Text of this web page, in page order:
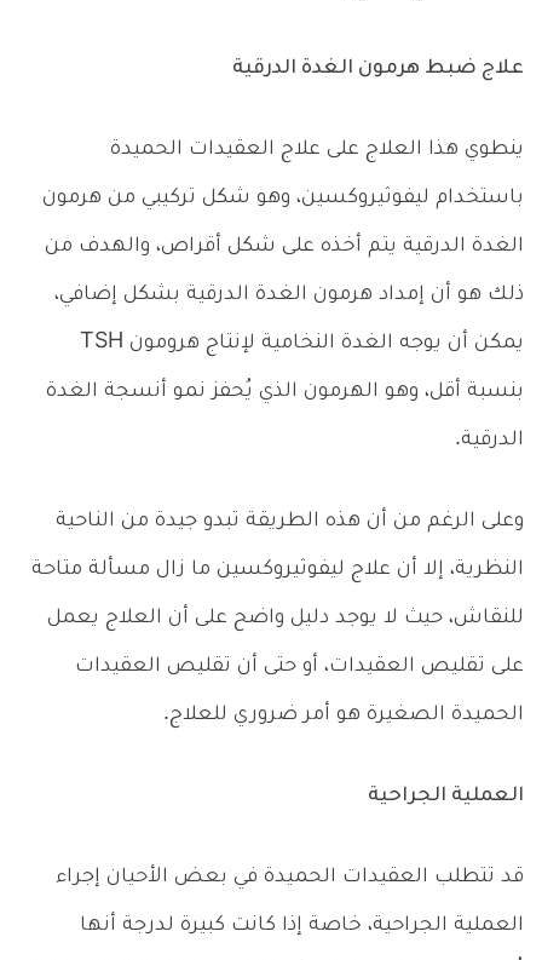
علاج ضبط هرمون الغدة الدرقية
ينطوي هذا العلاج على علاج العقيدات الحميدة
باستخدام ليفوثيروكسين، وهو شكل تركيبي من هرمون
الغدة الدرقية يتم أخذه على شكل أقراص، والهدف من
ذلك هو أن إمداد هرمون الغدة الدرقية بشكل إضافي،
يمكن أن يوجه الغدة النخامية لإنتاج هرومون TSH
بنسبة أقل، وهو الهرمون الذي يُحفز نمو أنسجة الغدة
الدرقية.
وعلى الرغم من أن هذه الطريقة تبدو جيدة من الناحية
النظرية، إلا أن علاج ليفوثيروكسين ما زال مسألة متاحة
للنقاش، حيث لا يوجد دليل واضح على أن العلاج يعمل
على تقليص العقيدات، أو حتى أن تقليص العقيدات
الحميدة الصغيرة هو أمر ضروري للعلاج.
العملية الجراحية
قد تتطلب العقيدات الحميدة في بعض الأحيان إجراء
العملية الجراحية، خاصة إذا كانت كبيرة لدرجة أنها